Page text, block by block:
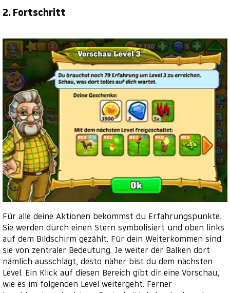
2. Fortschritt
Für alle deine Aktionen bekommst du Erfahrungspunkte.
Sie werden durch einen Stern symbolisiert und oben links
auf dem Bildschirm gezählt. Für dein Weiterkommen sind
sie von zentraler Bedeutung. Je weiter der Balken dort
nämlich ausschlägt, desto näher bist du dem nächsten
Level. Ein Klick auf diesen Bereich gibt dir eine Vorschau,
wie es im folgenden Level weitergeht. Ferner